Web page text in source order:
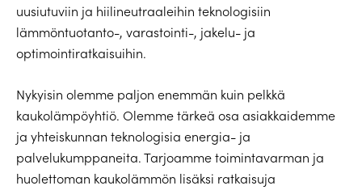
uusiutuviin ja hiilineutraaleihin teknologisiin
lämmöntuotanto-, varastointi-, jakelu- ja
optimointiratkaisuihin.
Nykyisin olemme paljon enemmän kuin pelkkä
kaukolämpöyhtiö. Olemme tärkeä osa asiakkaidemme
ja yhteiskunnan teknologisia energia- ja
palvelukumppaneita. Tarjoamme toimintavarman ja
huolettoman kaukolämmön lisäksi ratkaisuja